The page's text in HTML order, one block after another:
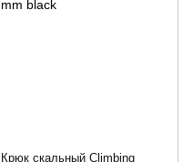
Крюк скальный Climbing